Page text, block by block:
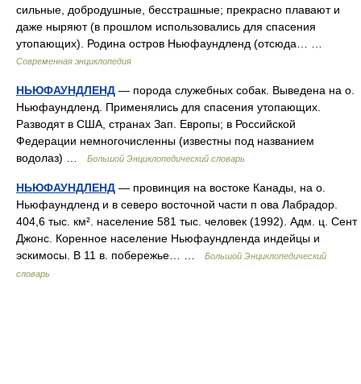
сильные, добродушные, бесстрашные; прекрасно плавают и
даже ныряют (в прошлом использовались для спасения
утопающих). Родина остров Ньюфаундленд (отсюда… …
Современная энциклопедия
НЬЮФАУНДЛЕНД — порода служебных собак. Выведена на о.
Ньюфаундленд. Применялись для спасения утопающих.
Разводят в США, странах Зап. Европы; в Российской
Федерации немногочисленны (известны под названием
водолаз) …
Большой Энциклопедический словарь
НЬЮФАУНДЛЕНД — провинция на востоке Канады, на о.
Ньюфаундленд и в северо восточной части п ова Лабрадор.
404,6 тыс. км². население 581 тыс. человек (1992). Адм. ц. Сент
Джонс. Коренное население Ньюфаундленда индейцы и
эскимосы. В 11 в. побережье… …
Большой Энциклопедический
словарь